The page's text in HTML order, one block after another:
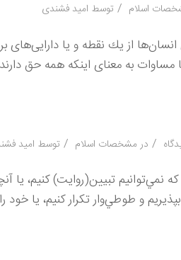
اسلام / توسط امید فشندی
از یك نقطه و یا دارایی‌های
مساوات به معنای اینكه همه حق
/ در مشخصات اسلام / توسط امید
تبيين(روايت) كنيم، يا
و طوطي‌وار تكرار كنيم، يا خود